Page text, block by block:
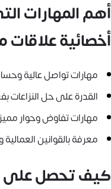
أهم المهارات
أخصائية
مهارات تواصل عالية
القدرة على حل النزاعات
مهارات تفاوض وحوار
معرفة بالقوانين
كيف تحصل على